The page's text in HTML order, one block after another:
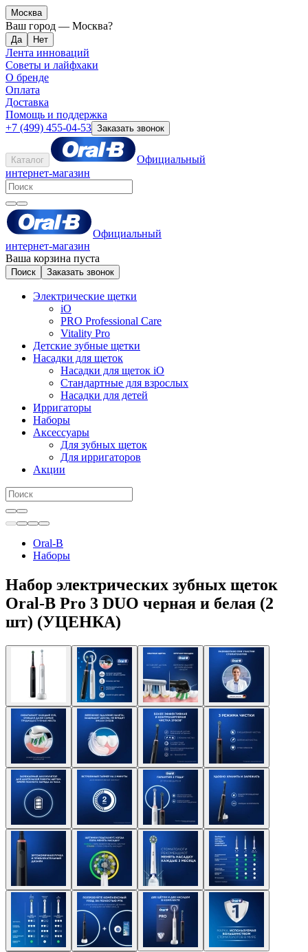
Москва
Ваш город — Москва?
Лента инноваций
Советы и лайфхаки
О бренде
Оплата
Доставка
Помощь и поддержка
+7 (499) 455-04-53 Заказать звонок
Каталог
Официальный
интернет-магазин
Официальный
интернет-магазин
Ваша корзина пуста
Поиск Заказать звонок
Электрические щетки
iO
PRO Professional Care
Vitality Pro
Детские зубные щетки
Насадки для щеток
Насадки для щеток iO
Стандартные для взрослых
Насадки для детей
Ирригаторы
Наборы
Аксессуары
Для зубных щеток
Для ирригаторов
Акции
Oral-B
Наборы
Набор электрических зубных щеток
Oral-B Pro 3 DUO черная и белая (2
шт) (УЦЕНКА)